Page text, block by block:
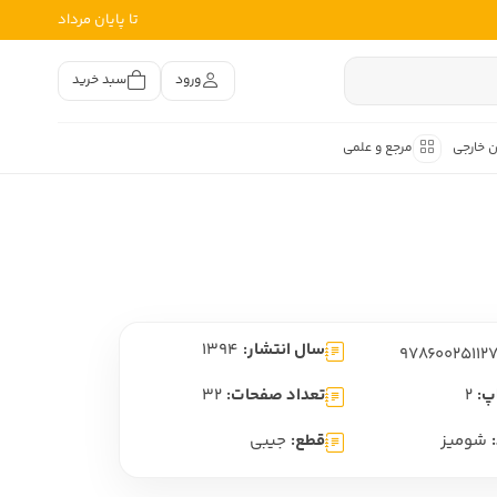
تا پایان مرداد
ورود سبد خرید
خارجی مرجع و علمی
فارسی
متون کهن
سال انتشار: 1394
2 تعداد صفحات: 32
شومیز قطع: جیبی